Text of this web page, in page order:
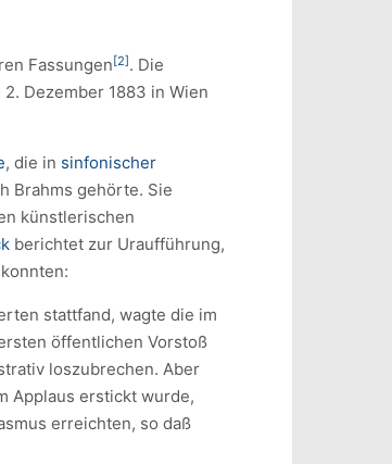
Fassungen[2]. Die
Dezember 1883 in Wien
, die in sinfonischer
Brahms gehörte. Sie
künstlerischen
berichtet zur Uraufführung,
stattfand, wagte die im
öffentlichen Vorstoß
loszubrechen. Aber
Applaus erstickt wurde,
erreichten, so daß